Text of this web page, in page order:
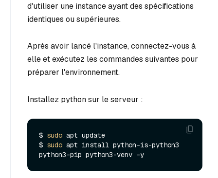
d'utiliser une instance ayant des spécifications
identiques ou supérieures.
Après avoir lancé l'instance, connectez-vous à
elle et exécutez les commandes suivantes pour
préparer l'environnement.
Installez python sur le serveur :
$ sudo apt update
$ sudo apt install python-is-python3